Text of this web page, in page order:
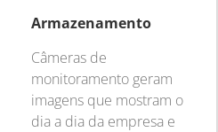
Armazenamento
Câmeras de
monitoramento geram
imagens que mostram o
dia a dia da empresa e